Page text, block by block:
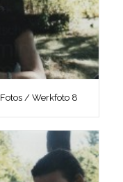
Fotos / Werkfoto 8